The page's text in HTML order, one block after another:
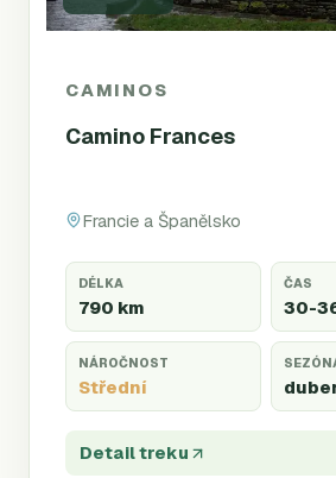
CAMINOS
Camino Frances
Francie a Španělsko
DÉLKA
790 km
ČAS
30-
NÁROČNOST
Střední
Detail treku